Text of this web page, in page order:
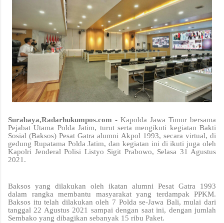
Surabaya,Radarhukumpos.com - Kapolda Jawa Timur bersama
Pejabat Utama Polda Jatim, turut serta mengikuti kegiatan Bakti
Sosial (Baksos) Pesat Gatra alumni Akpol 1993, secara virtual, di
gedung Rupatama Polda Jatim, dan kegiatan ini di ikuti juga oleh
Kapolri Jenderal Polisi Listyo Sigit Prabowo, Selasa 31 Agustus
2021.
Baksos yang dilakukan oleh ikatan alumni Pesat Gatra 1993
dalam rangka membantu masyarakat yang terdampak PPKM.
Baksos itu telah dilakukan oleh 7 Polda se-Jawa Bali, mulai dari
tanggal 22 Agustus 2021 sampai dengan saat ini, dengan jumlah
Sembako yang dibagikan sebanyak 15 ribu Paket.